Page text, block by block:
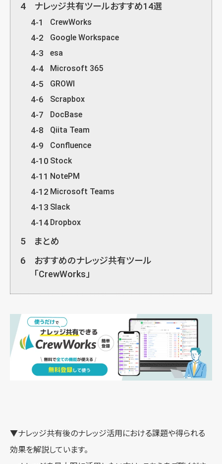
4 ナレッジ共有ツールおすすめ14選
4-1 CrewWorks
4-2 Google Workspace
4-3 esa
4-4 Microsoft 365
4-5 GROWI
4-6 Scrapbox
4-7 DocBase
4-8 Qiita Team
4-9 Confluence
4-10 Stock
4-11 NotePM
4-12 Microsoft Teams
4-13 Slack
4-14 Dropbox
5 まとめ
6
おすすめのナレッジ共有ツール
「CrewWorks」
▼ナレッジ共有後のナレッジ活用における課題や得られる
効果を解説しています。